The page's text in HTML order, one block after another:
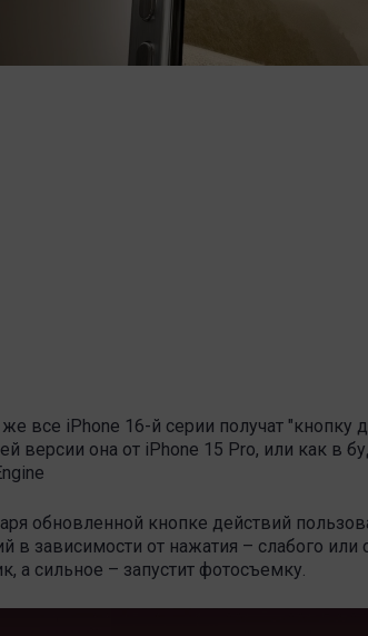
все iPhone 16-й серии получат "кнопку
версии она от iPhone 15 Pro, или как в
обновленной кнопке действий
в зависимости от нажатия – слабого
а сильное – запустит фотосъемку.